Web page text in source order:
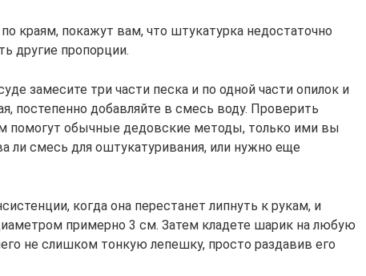
краям, покажут вам, что штукатурка недостаточно
другие пропорции.
замесите три части песка и по одной части опилок и
постепенно добавляйте в смесь воду. Проверить
помогут обычные дедовские методы, только ими вы
ли смесь для оштукатуривания, или нужно еще
когда она перестанет липнуть к рукам, и
примерно 3 см. Затем кладете шарик на любую
не слишком тонкую лепешку, просто раздавив его